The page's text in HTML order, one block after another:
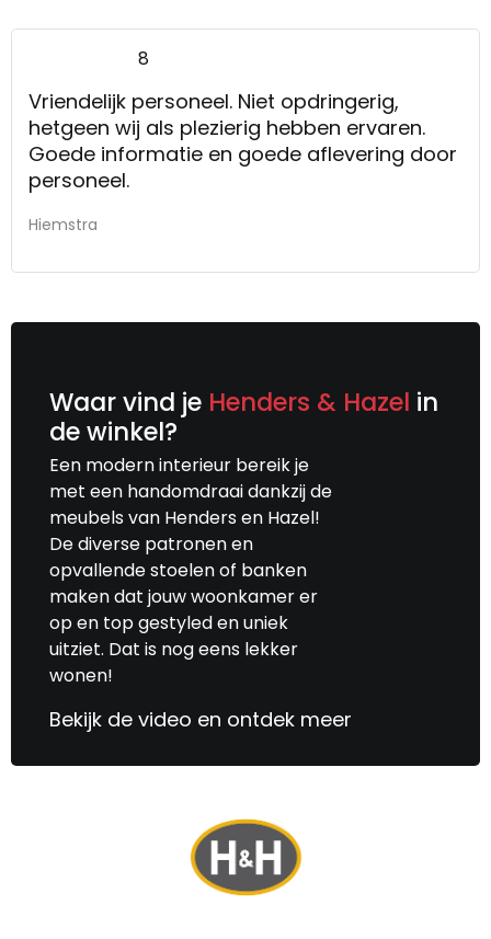
8
Vriendelijk personeel. Niet opdringerig,
hetgeen wij als plezierig hebben ervaren.
Goede informatie en goede aflevering door
personeel.
Hiemstra
Waar vind je Henders & Hazel in
de winkel?
Een modern interieur bereik je
met een handomdraai dankzij de
meubels van Henders en Hazel!
De diverse patronen en
opvallende stoelen of banken
maken dat jouw woonkamer er
op en top gestyled en uniek
uitziet. Dat is nog eens lekker
wonen!
Bekijk de video en ontdek meer